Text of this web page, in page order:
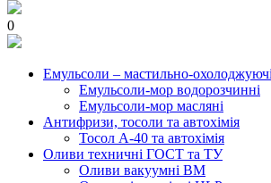
0
Емульсоли – мастильно-
Емульсоли-мор водорозчинні
Емульсоли-мор масляні
Антифризи, тосоли та автохімія
Тосол А-40 та автохімія
Оливи техничні ГОСТ та ТУ
Оливи вакуумні ВМ